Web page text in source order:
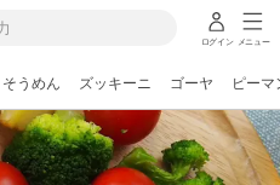
ログイン メニュー
そうめん ズッキーニ ゴーヤ ピーマ